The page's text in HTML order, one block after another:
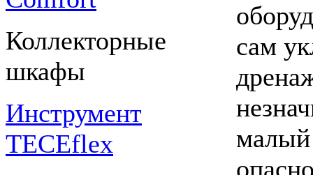
Коллекторные
шкафы
Инструмент
TECEflex
сам
малый